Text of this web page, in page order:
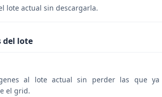
lote actual sin descargarla.
del lote
al lote actual sin perder las que ya
el grid.